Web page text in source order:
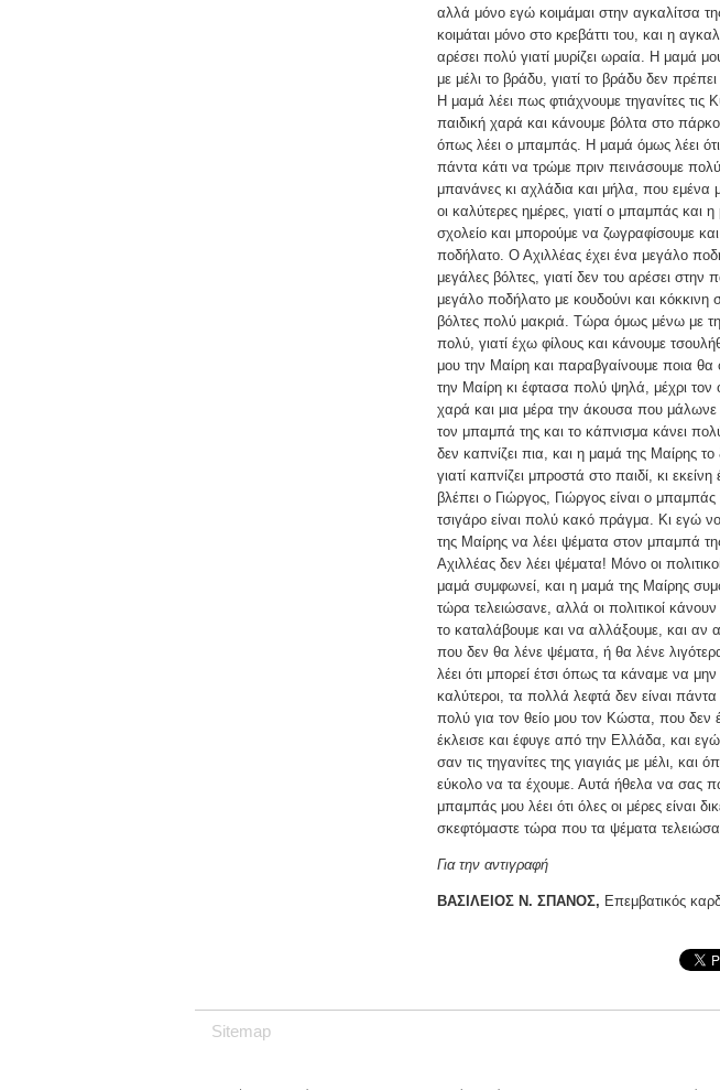
αλλά μόνο εγώ κοιμάμαι στην αγκαλίτσα
κοιμάται μόνο στο κρεβάττι του, και η
αρέσει πολύ γιατί μυρίζει ωραία. Η μαμά
με μέλι το βράδυ, γιατί το βράδυ δεν
Η μαμά λέει πως φτιάχνουμε τηγανίτες τις
παιδική χαρά και κάνουμε βόλτα στο
όπως λέει ο μπαμπάς. Η μαμά όμως λέει
πάντα κάτι να τρώμε πριν πεινάσουμε
μπανάνες κι αχλάδια και μήλα, που εμένα
οι καλύτερες ημέρες, γιατί ο μπαμπάς και
σχολείο και μπορούμε να ζωγραφίσουμε
ποδήλατο. Ο Αχιλλέας έχει ένα μεγάλο
μεγάλες βόλτες, γιατί δεν του αρέσει
μεγάλο ποδήλατο με κουδούνι και κόκκινη
βόλτες πολύ μακριά. Τώρα όμως μένω με
πολύ, γιατί έχω φίλους και κάνουμε
μου την Μαίρη και παραβγαίνουμε ποια
την Μαίρη κι έφτασα πολύ ψηλά, μέχρι τον
χαρά και μια μέρα την άκουσα που μάλωνε
τον μπαμπά της και το κάπνισμα κάνει
δεν καπνίζει πια, και η μαμά της Μαίρης
γιατί καπνίζει μπροστά στο παιδί, κι
βλέπει ο Γιώργος, Γιώργος είναι ο μπαμπάς
τσιγάρο είναι πολύ κακό πράγμα. Κι εγώ
της Μαίρης να λέει ψέματα στον μπαμπά
Αχιλλέας δεν λέει ψέματα! Μόνο οι
μαμά συμφωνεί, και η μαμά της Μαίρης
τώρα τελειώσανε, αλλά οι πολιτικοί
το καταλάβουμε και να αλλάξουμε, και αν
που δεν θα λένε ψέματα, ή θα λένε
λέει ότι μπορεί έτσι όπως τα κάναμε να
καλύτεροι, τα πολλά λεφτά δεν είναι
πολύ για τον θείο μου τον Κώστα, που δεν
έκλεισε και έφυγε από την Ελλάδα, και
σαν τις τηγανίτες της γιαγιάς με μέλι,
εύκολο να τα έχουμε. Αυτά ήθελα να σας
μπαμπάς μου λέει ότι όλες οι μέρες είναι
σκεφτόμαστε τώρα που τα ψέματα
Για την αντιγραφή
ΒΑΣΙΛΕΙΟΣ Ν. ΣΠΑΝΟΣ, Επεμβατικός
Sitemap